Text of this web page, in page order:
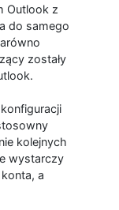
Outlook z
do samego
zostały
kolejnych
wystarczy
a